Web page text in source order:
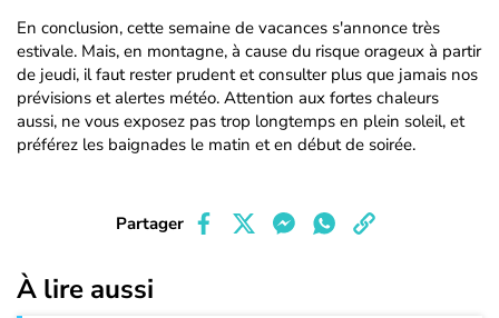
En conclusion, cette semaine de vacances s'annonce très
estivale. Mais, en montagne, à cause du risque orageux à partir
de jeudi, il faut rester prudent et consulter plus que jamais nos
prévisions et alertes météo. Attention aux fortes chaleurs
aussi, ne vous exposez pas trop longtemps en plein soleil, et
préférez les baignades le matin et en début de soirée.
Partager
À lire aussi